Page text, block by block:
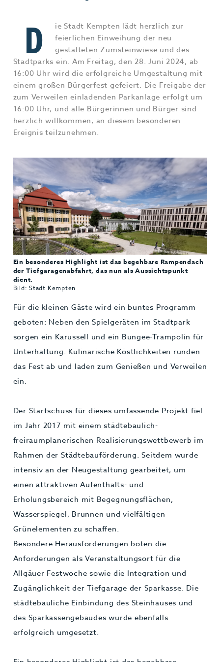
D
ie Stadt Kempten lädt herzlich zur
feierlichen Einweihung der neu
gestalteten Zumsteinwiese und des
Stadtparks ein. Am Freitag, den 28. Juni 2024, ab
16:00 Uhr wird die erfolgreiche Umgestaltung mit
einem großen Bürgerfest gefeiert. Die Freigabe der
zum Verweilen einladenden Parkanlage erfolgt um
16:00 Uhr, und alle Bürgerinnen und Bürger sind
herzlich willkommen, an diesem besonderen
Ereignis teilzunehmen.
Ein besonderes Highlight ist das begehbare Rampendach
der Tiefgaragenabfahrt, das nun als Aussichtspunkt
dient.
Bild: Stadt Kempten
Für die kleinen Gäste wird ein buntes Programm
geboten: Neben den Spielgeräten im Stadtpark
sorgen ein Karussell und ein Bungee-Trampolin für
Unterhaltung. Kulinarische Köstlichkeiten runden
das Fest ab und laden zum Genießen und Verweilen
ein.
Der Startschuss für dieses umfassende Projekt fiel
im Jahr 2017 mit einem städtebaulich-
freiraumplanerischen Realisierungswettbewerb im
Rahmen der Städtebauförderung. Seitdem wurde
intensiv an der Neugestaltung gearbeitet, um
einen attraktiven Aufenthalts- und
Erholungsbereich mit Begegnungsflächen,
Wasserspiegel, Brunnen und vielfältigen
Grünelementen zu schaffen.
Besondere Herausforderungen boten die
Anforderungen als Veranstaltungsort für die
Allgäuer Festwoche sowie die Integration und
Zugänglichkeit der Tiefgarage der Sparkasse. Die
städtebauliche Einbindung des Steinhauses und
des Sparkassengebäudes wurde ebenfalls
erfolgreich umgesetzt.